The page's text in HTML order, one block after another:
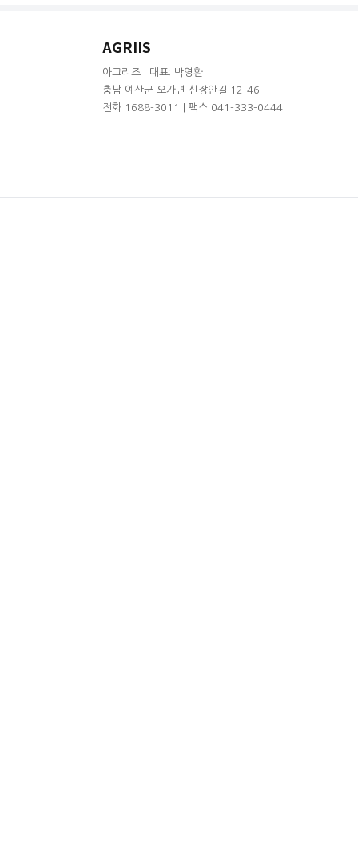
AGRIIS
아그리즈 | 대표: 박영환
충남 예산군 오가면 신장안길 12-46
전화 1688-3011 | 팩스 041-333-0444